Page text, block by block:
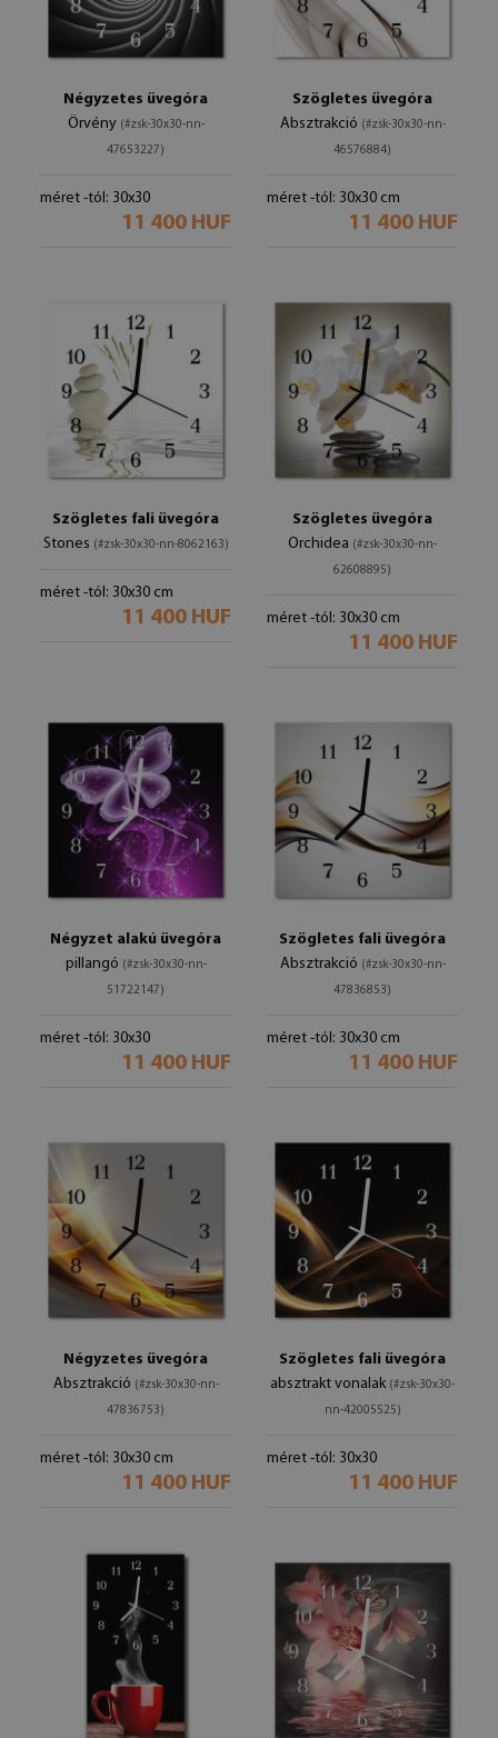
Négyzetes üvegóra
Örvény (#zsk-30x30-nn-
47653227)
méret -tól: 30x30
11 400 HUF
Szögletes üvegóra
Absztrakció (#zsk-30x30-nn-
46576884)
méret -tól: 30x30 cm
11 400 HUF
Szögletes fali üvegóra
Stones (#zsk-30x30-nn-8062163)
méret -tól: 30x30 cm
11 400 HUF
Szögletes üvegóra
Orchidea (#zsk-30x30-nn-
62608895)
méret -tól: 30x30 cm
11 400 HUF
Négyzet alakú üvegóra
pillangó (#zsk-30x30-nn-
51722147)
méret -tól: 30x30
11 400 HUF
Szögletes fali üvegóra
Absztrakció (#zsk-30x30-nn-
47836853)
méret -tól: 30x30 cm
11 400 HUF
Négyzetes üvegóra
Absztrakció (#zsk-30x30-nn-
47836753)
méret -tól: 30x30 cm
11 400 HUF
Szögletes fali üvegóra
absztrakt vonalak (#zsk-30x30-
nn-42005525)
méret -tól: 30x30
11 400 HUF